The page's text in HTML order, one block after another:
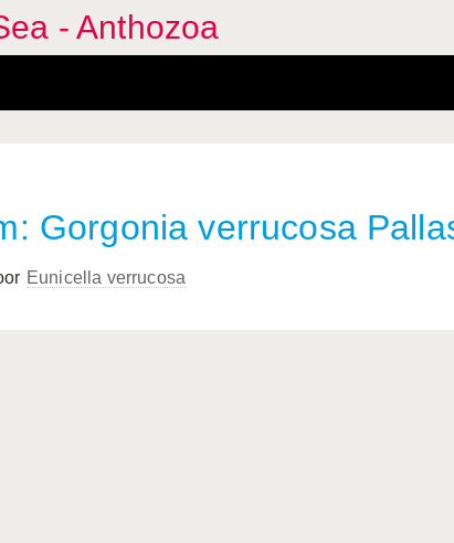
- Anthozoa
Gorgonia verrucosa
Eunicella verrucosa